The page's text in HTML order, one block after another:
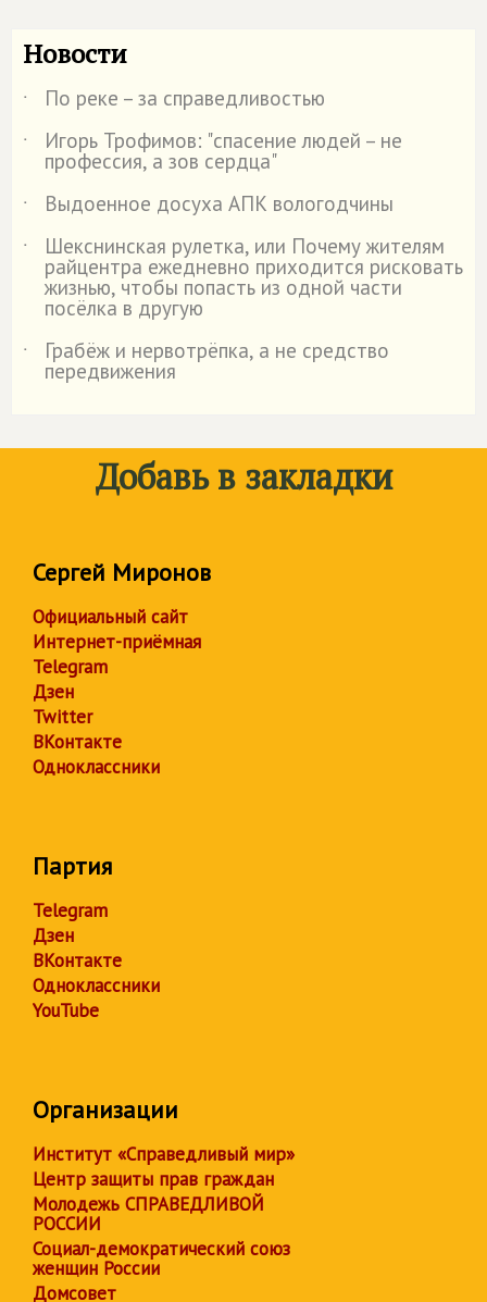
Новости
˙
По реке – за справедливостью
˙
Игорь Трофимов: "спасение людей – не
профессия, а зов сердца"
˙
Выдоенное досуха АПК вологодчины
˙
Шекснинская рулетка, или Почему жителям
райцентра ежедневно приходится рисковать
жизнью, чтобы попасть из одной части
посёлка в другую
˙
Грабёж и нервотрёпка, а не средство
передвижения
Добавь в закладки
Сергей Миронов
Официальный сайт
Интернет-приёмная
Telegram
Дзен
Twitter
ВКонтакте
Одноклассники
Партия
Telegram
Дзен
ВКонтакте
Одноклассники
YouTube
Организации
Институт «Справедливый мир»
Центр защиты прав граждан
Молодежь СПРАВЕДЛИВОЙ
РОССИИ
Социал-демократический союз
женщин России
Домсовет